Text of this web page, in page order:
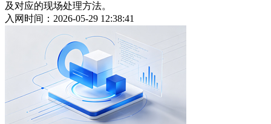
及对应的现场处理方法。
入网时间：2026-05-29 12:38:41